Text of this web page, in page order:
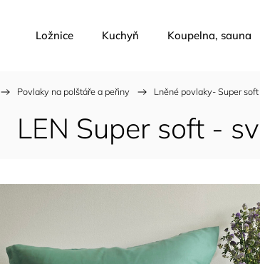
Ložnice Kuchyň Koupelna, sauna
/ Povlaky na polštáře a peřiny / Lněné povlaky- Super soft
LEN Super soft -